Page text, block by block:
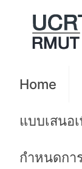
Home
แบบเสนอ
กำหนดกา